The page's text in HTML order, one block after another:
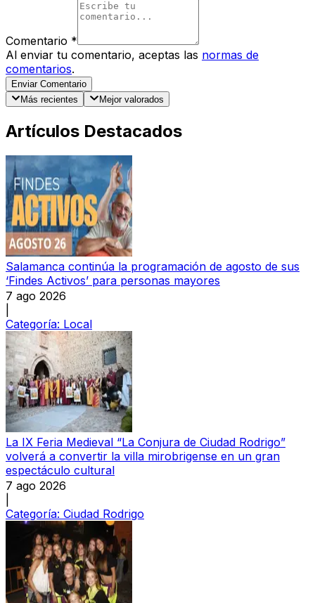
Comentario *
Al enviar tu comentario, aceptas las normas de
comentarios.
Enviar Comentario
Más recientes
Mejor valorados
Artículos Destacados
Salamanca continúa la programación de agosto de sus
‘Findes Activos’ para personas mayores
7 ago 2026
Categoría: Local
La IX Feria Medieval “La Conjura de Ciudad Rodrigo”
volverá a convertir la villa mirobrigense en un gran
espectáculo cultural
7 ago 2026
Categoría: Ciudad Rodrigo